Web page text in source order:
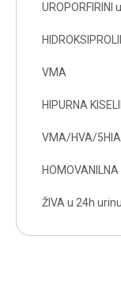
UROPORFIRINI
VMA
HIPURNA
VMA/HVA/
ŽIVA u 24h urinu